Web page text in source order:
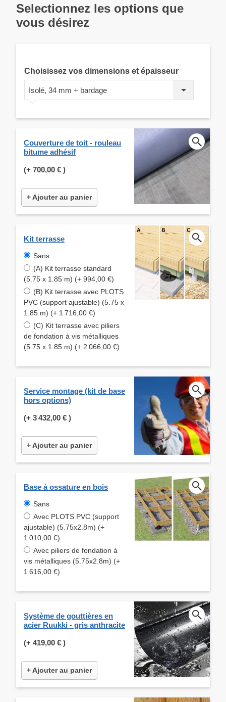
Selectionnez les options que
vous désirez
Choisissez vos dimensions et épaisseur
Isolé, 34 mm + bardage
Couverture de toit - rouleau
bitume adhésif
(+ 700,00 € )
+ Ajouter au panier
Kit terrasse
Sans
(A) Kit terrasse standard
(5.75 x 1.85 m) (+ 994,00 €)
(B) Kit terrasse avec PLOTS
PVC (support ajustable) (5.75 x
1.85 m) (+ 1 716,00 €)
(C) Kit terrasse avec piliers
de fondation à vis métalliques
(5.75 x 1.85 m) (+ 2 066,00 €)
Service montage (kit de base
hors options)
(+ 3 432,00 € )
+ Ajouter au panier
Base à ossature en bois
Sans
Avec PLOTS PVC (support
ajustable) (5.75x2.8m) (+
1 010,00 €)
Avec piliers de fondation à
vis métalliques (5.75x2.8m) (+
1 616,00 €)
Système de gouttières en
acier Ruukki - gris anthracite
(+ 419,00 € )
+ Ajouter au panier